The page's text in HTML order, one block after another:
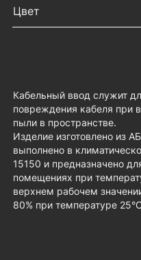
Цвет
Кабельный ввод служит
повреждения кабеля при
пыли в пространстве.
Изделие изготовлено из
выполнено в
15150 и предназначено
помещениях при
верхнем рабочем
80% при температуре